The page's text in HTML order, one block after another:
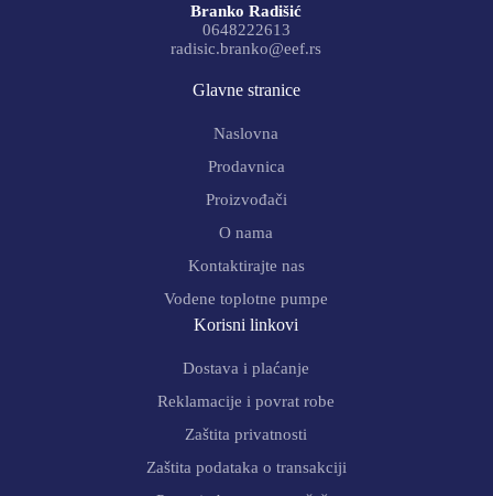
Branko Radišić
0648222613
radisic.branko@eef.rs
Glavne stranice
Naslovna
Prodavnica
Proizvođači
O nama
Kontaktirajte nas
Vodene toplotne pumpe
Korisni linkovi
Dostava i plaćanje
Reklamacije i povrat robe
Zaštita privatnosti
Zaštita podataka o transakciji